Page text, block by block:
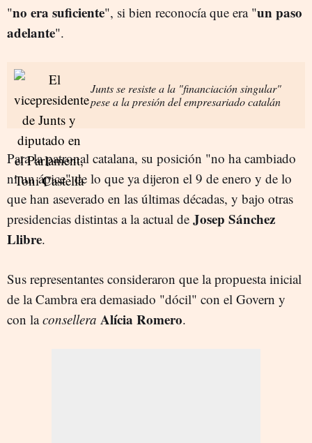
"no era suficiente", si bien reconocía que era "un paso
adelante".
Junts se resiste a la "financiación singular"
pese a la presión del empresariado catalán
Para la patronal catalana, su posición "no ha cambiado
ni un ápice" de lo que ya dijeron el 9 de enero y de lo
que han aseverado en las últimas décadas, y bajo otras
presidencias distintas a la actual de Josep Sánchez
Llibre.
Sus representantes consideraron que la propuesta inicial
de la Cambra era demasiado "dócil" con el Govern y
con laconsellera Alícia Romero.